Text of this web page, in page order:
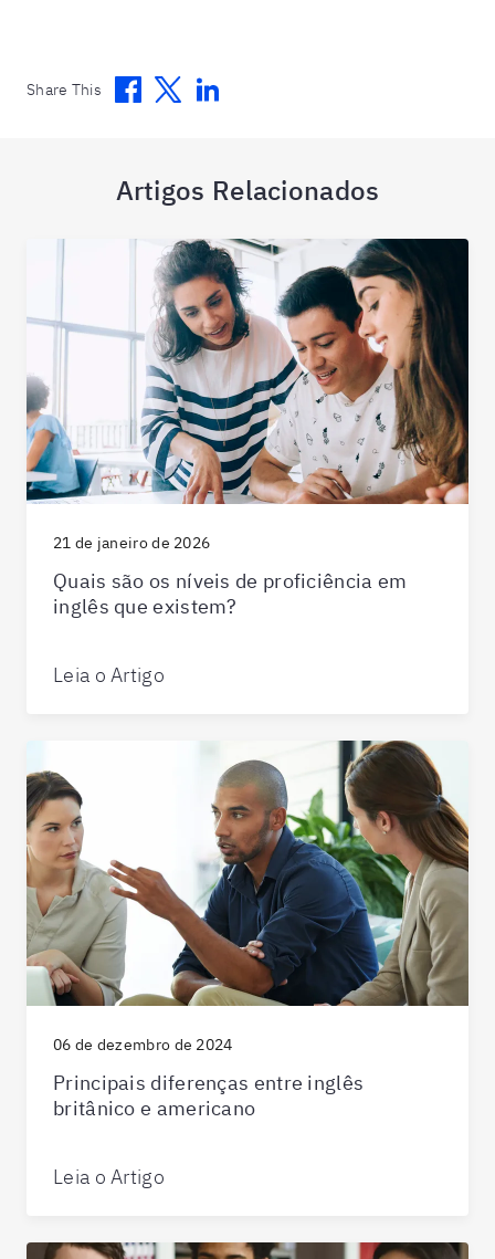
Share This Facebook
TwitterLinkedin
Artigos Relacionados
21 de janeiro de 2026
Quais são os níveis de proficiência em
inglês que existem?
Leia o Artigo
06 de dezembro de 2024
Principais diferenças entre inglês
britânico e americano
Leia o Artigo